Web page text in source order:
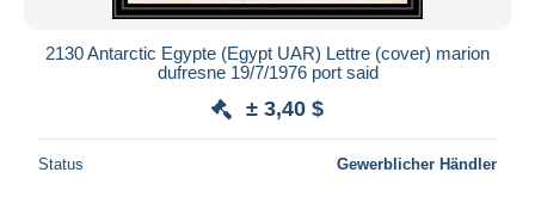
2130 Antarctic Egypte (Egypt UAR) Lettre (cover) marion
dufresne 19/7/1976 port said
± 3,40 $
Status Gewerblicher Händler